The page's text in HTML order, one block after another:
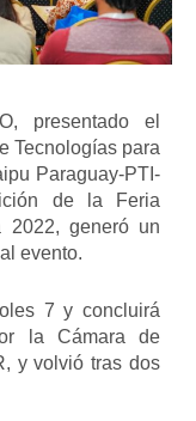
presentado el
Tecnologías para
Paraguay-PTI-
de la Feria
2022, generó un
evento.
7 y concluirá
la Cámara de
y volvió tras dos